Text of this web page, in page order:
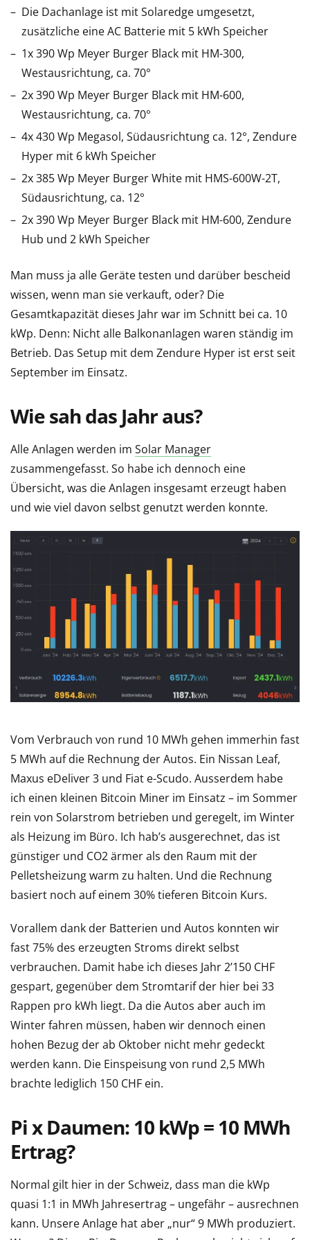
Die Dachanlage ist mit Solaredge umgesetzt,
zusätzliche eine AC Batterie mit 5 kWh Speicher
1x 390 Wp Meyer Burger Black mit HM-300,
Westausrichtung, ca. 70°
2x 390 Wp Meyer Burger Black mit HM-600,
Westausrichtung, ca. 70°
4x 430 Wp Megasol, Südausrichtung ca. 12°, Zendure
Hyper mit 6 kWh Speicher
2x 385 Wp Meyer Burger White mit HMS-600W-2T,
Südausrichtung, ca. 12°
2x 390 Wp Meyer Burger Black mit HM-600, Zendure
Hub und 2 kWh Speicher
Man muss ja alle Geräte testen und darüber bescheid
wissen, wenn man sie verkauft, oder? Die
Gesamtkapazität dieses Jahr war im Schnitt bei ca. 10
kWp. Denn: Nicht alle Balkonanlagen waren ständig im
Betrieb. Das Setup mit dem Zendure Hyper ist erst seit
September im Einsatz.
Wie sah das Jahr aus?
Alle Anlagen werden im Solar Manager
zusammengefasst. So habe ich dennoch eine
Übersicht, was die Anlagen insgesamt erzeugt haben
und wie viel davon selbst genutzt werden konnte.
Vom Verbrauch von rund 10 MWh gehen immerhin fast
5 MWh auf die Rechnung der Autos. Ein Nissan Leaf,
Maxus eDeliver 3 und Fiat e-Scudo. Ausserdem habe
ich einen kleinen Bitcoin Miner im Einsatz – im Sommer
rein von Solarstrom betrieben und geregelt, im Winter
als Heizung im Büro. Ich hab’s ausgerechnet, das ist
günstiger und CO2 ärmer als den Raum mit der
Pelletsheizung warm zu halten. Und die Rechnung
basiert noch auf einem 30% tieferen Bitcoin Kurs.
Vorallem dank der Batterien und Autos konnten wir
fast 75% des erzeugten Stroms direkt selbst
verbrauchen. Damit habe ich dieses Jahr 2’150 CHF
gespart, gegenüber dem Stromtarif der hier bei 33
Rappen pro kWh liegt. Da die Autos aber auch im
Winter fahren müssen, haben wir dennoch einen
hohen Bezug der ab Oktober nicht mehr gedeckt
werden kann. Die Einspeisung von rund 2,5 MWh
brachte lediglich 150 CHF ein.
Pi x Daumen: 10 kWp = 10 MWh
Ertrag?
Normal gilt hier in der Schweiz, dass man die kWp
quasi 1:1 in MWh Jahresertrag – ungefähr – ausrechnen
kann. Unsere Anlage hat aber „nur“ 9 MWh produziert.